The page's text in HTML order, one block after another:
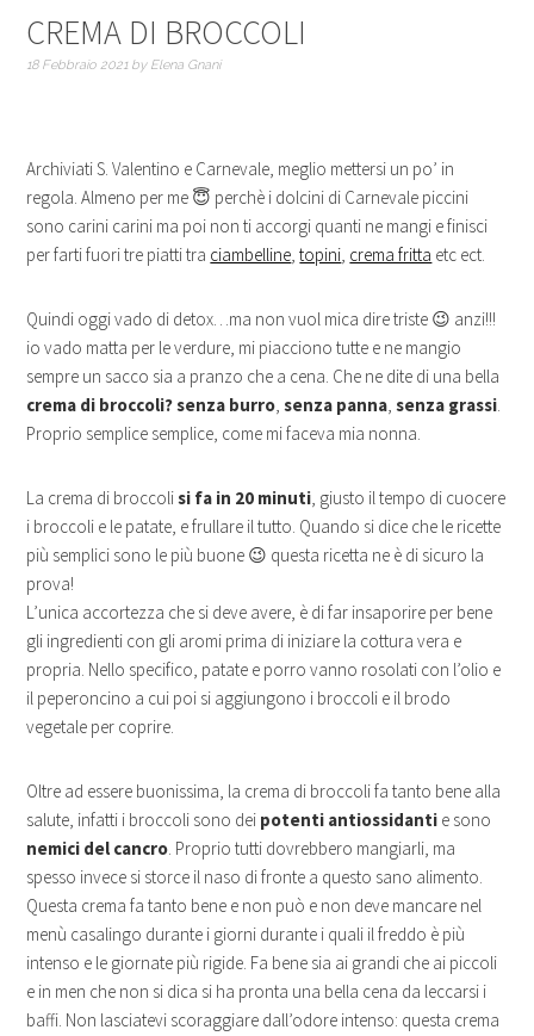
CREMA DI BROCCOLI
18 Febbraio 2021by Elena Gnani
Archiviati S. Valentino e Carnevale, meglio mettersi un po’ in
regola. Almeno per me 😇 perchè i dolcini di Carnevale piccini
sono carini carini ma poi non ti accorgi quanti ne mangi e finisci
per farti fuori tre piatti tra ciambelline,topini, crema fritta etc ect.
Quindi oggi vado di detox…ma non vuol mica dire triste 😉 anzi!!!
io vado matta per le verdure, mi piacciono tutte e ne mangio
sempre un sacco sia a pranzo che a cena. Che ne dite di una bella
crema di broccoli?senza burro,senza panna,senza grassi.
Proprio semplice semplice, come mi faceva mia nonna.
La crema di broccolisi fa in 20 minuti, giusto il tempo di cuocere
i broccoli e le patate, e frullare il tutto. Quando si dice che le ricette
più semplici sono le più buone 😉 questa ricetta ne è di sicuro la
prova!
L’unica accortezza che si deve avere, è di far insaporire per bene
gli ingredienti con gli aromi prima di iniziare la cottura vera e
propria. Nello specifico, patate e porro vanno rosolati con l’olio e
il peperoncino a cui poi si aggiungono i broccoli e il brodo
vegetale per coprire.
Oltre ad essere buonissima, la crema di broccoli fa tanto bene alla
salute, infatti i broccoli sono dei potenti antiossidanti e sono
nemici del cancro. Proprio tutti dovrebbero mangiarli, ma
spesso invece si storce il naso di fronte a questo sano alimento.
Questa crema fa tanto bene e non può e non deve mancare nel
menù casalingo durante i giorni durante i quali il freddo è più
intenso e le giornate più rigide. Fa bene sia ai grandi che ai piccoli
e in men che non si dica si ha pronta una bella cena da leccarsi i
baffi. Non lasciatevi scoraggiare dall’odore intenso: questa crema